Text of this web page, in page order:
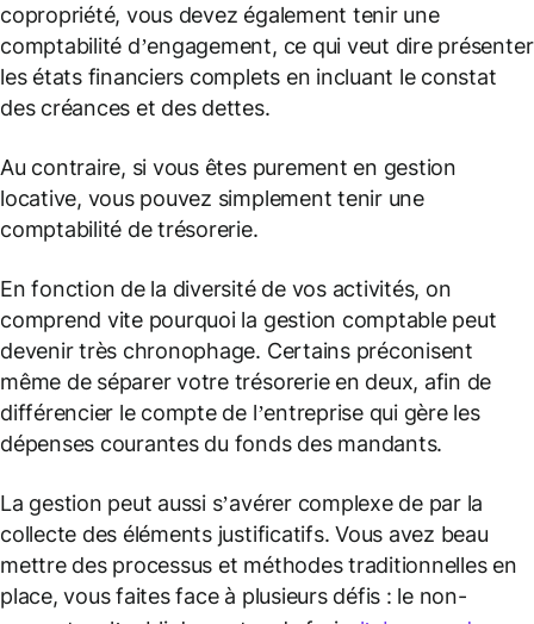
copropriété, vous devez également tenir une
comptabilité d’engagement, ce qui veut dire présenter
les états financiers complets en incluant le constat
des créances et des dettes.
Au contraire, si vous êtes purement en gestion
locative, vous pouvez simplement tenir une
comptabilité de trésorerie.
En fonction de la diversité de vos activités, on
comprend vite pourquoi la gestion comptable peut
devenir très chronophage. Certains préconisent
même de séparer votre trésorerie en deux, afin de
différencier le compte de l’entreprise qui gère les
dépenses courantes du fonds des mandants.
La gestion peut aussi s’avérer complexe de par la
collecte des éléments justificatifs. Vous avez beau
mettre des processus et méthodes traditionnelles en
place, vous faites face à plusieurs défis : le non-